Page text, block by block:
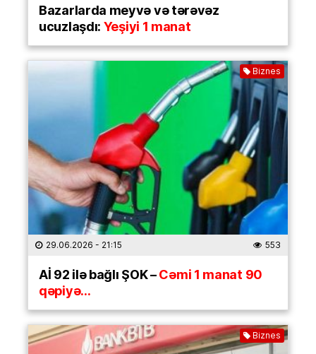
Bazarlarda meyvə və tərəvəz
ucuzlaşdı:Yeşiyi 1 manat
Biznes
29.06.2026 - 21:15 553
Aİ 92 ilə bağlı ŞOK –Cəmi 1 manat 90
qəpiyə…
Biznes